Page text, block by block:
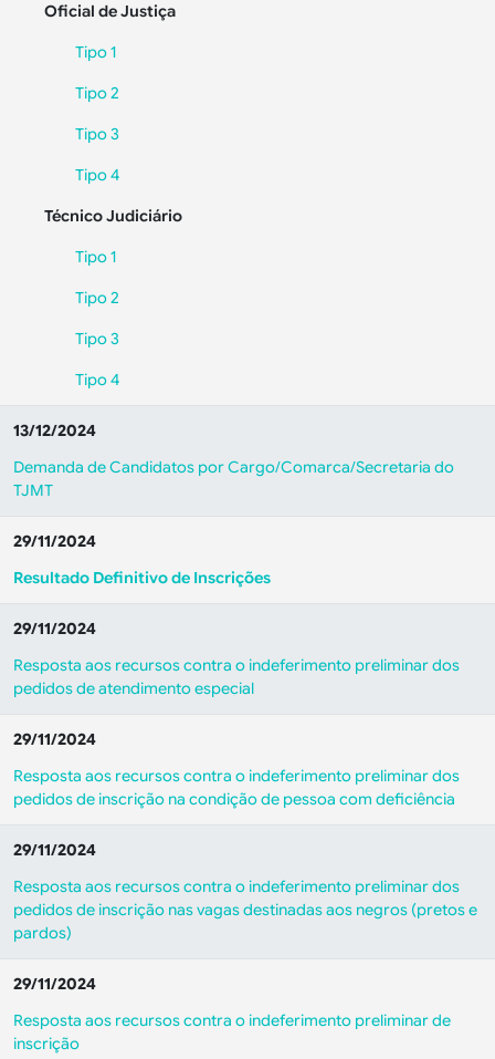
Oficial de Justiça
Tipo 1
Tipo 2
Tipo 3
Tipo 4
Técnico Judiciário
Tipo 1
Tipo 2
Tipo 3
Tipo 4
13/12/2024
Demanda de Candidatos por Cargo/Comarca/Secretaria do
TJMT
29/11/2024
Resultado Definitivo de Inscrições
29/11/2024
Resposta aos recursos contra o indeferimento preliminar dos
pedidos de atendimento especial
29/11/2024
Resposta aos recursos contra o indeferimento preliminar dos
pedidos de inscrição na condição de pessoa com deficiência
29/11/2024
Resposta aos recursos contra o indeferimento preliminar dos
pedidos de inscrição nas vagas destinadas aos negros (pretos e
pardos)
29/11/2024
Resposta aos recursos contra o indeferimento preliminar de
inscrição